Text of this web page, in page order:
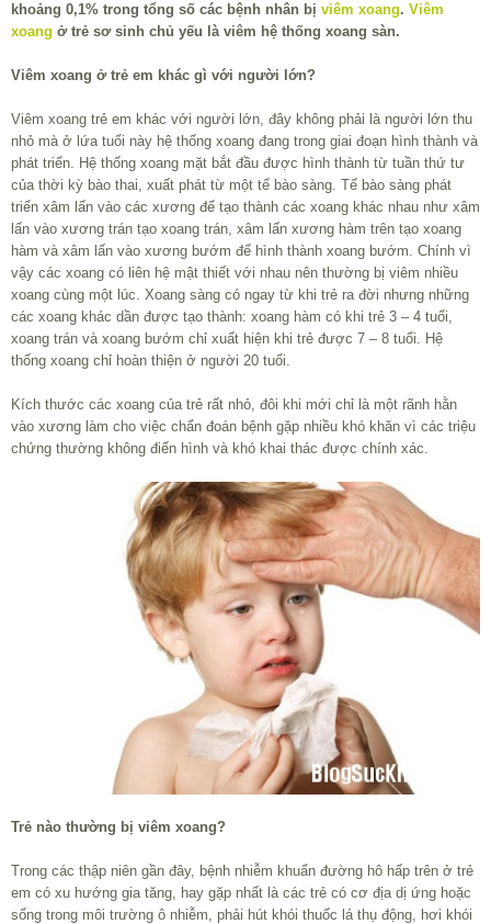
khoảng 0,1% trong tổng số các bệnh nhân bị viêm xoang. Viêm
xoang ở trẻ sơ sinh chủ yếu là viêm hệ thống xoang sàn.
Viêm xoang ở trẻ em khác gì với người lớn?
Viêm xoang trẻ em khác với người lớn, đây không phải là người lớn thu
nhỏ mà ở lứa tuổi này hệ thống xoang đang trong giai đoạn hình thành và
phát triển. Hệ thống xoang mặt bắt đầu được hình thành từ tuần thứ tư
của thời kỳ bào thai, xuất phát từ một tế bào sàng. Tế bào sàng phát
triển xâm lấn vào các xương để tạo thành các xoang khác nhau như xâm
lấn vào xương trán tạo xoang trán, xâm lấn xương hàm trên tạo xoang
hàm và xâm lấn vào xương bướm để hình thành xoang bướm. Chính vì
vậy các xoang có liên hệ mật thiết với nhau nên thường bị viêm nhiều
xoang cùng một lúc. Xoang sàng có ngay từ khi trẻ ra đời nhưng những
các xoang khác dần được tạo thành: xoang hàm có khi trẻ 3 – 4 tuổi,
xoang trán và xoang bướm chỉ xuất hiện khi trẻ được 7 – 8 tuổi. Hệ
thống xoang chỉ hoàn thiện ở người 20 tuổi.
Kích thước các xoang của trẻ rất nhỏ, đôi khi mới chỉ là một rãnh hằn
vào xương làm cho việc chẩn đoán bệnh gặp nhiều khó khăn vì các triệu
chứng thường không điển hình và khó khai thác được chính xác.
Trẻ nào thường bị viêm xoang?
Trong các thập niên gần đây, bệnh nhiễm khuẩn đường hô hấp trên ở trẻ
em có xu hướng gia tăng, hay gặp nhất là các trẻ có cơ địa dị ứng hoặc
sống trong môi trường ô nhiễm, phải hút khói thuốc lá thụ động, hơi khói